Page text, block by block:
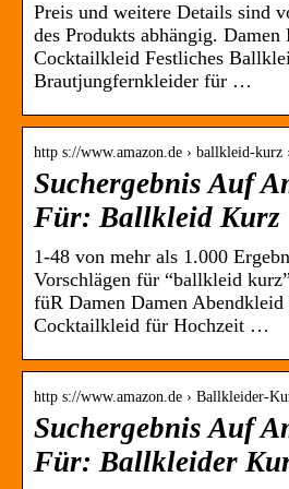
Preis und weitere Details sind
des Produkts abhängig.
Cocktailkleid Festliches
Brautjungfernkleider für …
http s://www.amazon.de › ballkleid-
Suchergebnis Auf
Für: Ballkleid Kurz
1-48 von mehr als 1.000
Vorschlägen für “ballkleid
füR Damen Damen Abendkleid
Cocktailkleid für Hochzeit …
http s://www.amazon.de › Ballkleider-
Suchergebnis Auf
Für: Ballkleider